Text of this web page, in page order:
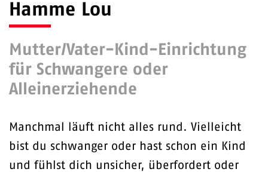
Hamme Lou
Mutter/Vater-Kind-Einrichtung
für Schwangere oder
Alleinerziehende
Manchmal läuft nicht alles rund. Vielleicht
bist du schwanger oder hast schon ein Kind
und fühlst dich unsicher, überfordert oder